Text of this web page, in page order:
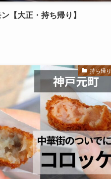
【大正・持ち帰り】
持ち帰り